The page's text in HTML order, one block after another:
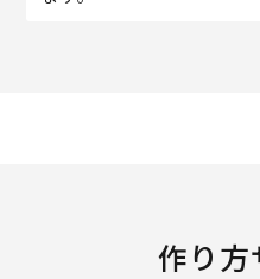
作り方